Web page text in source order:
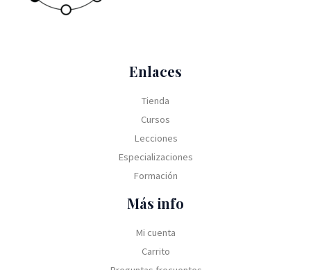
Enlaces
Tienda
Cursos
Lecciones
Especializaciones
Formación
Más info
Mi cuenta
Carrito